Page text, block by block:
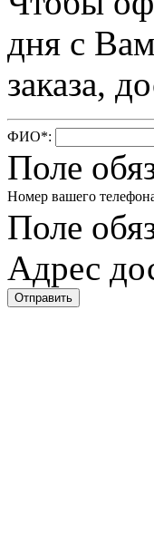
дня с
заказа,
ФИО*:
Поле
Номер вашего
Поле
Адрес